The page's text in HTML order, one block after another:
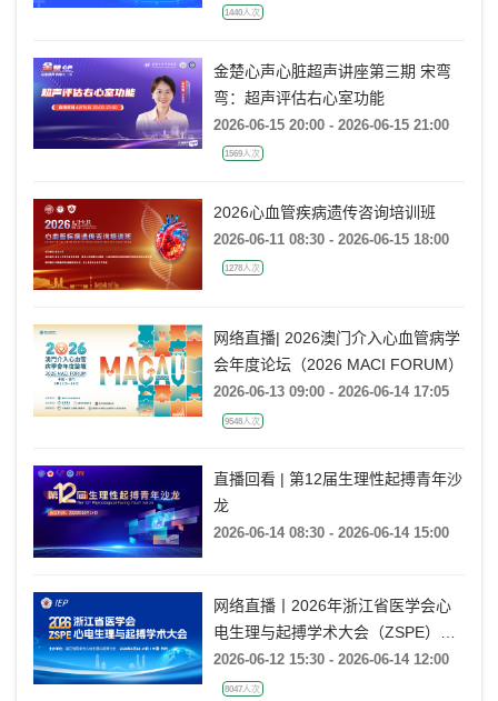
1440人次
金楚心声心脏超声讲座第三期 宋弯
弯：超声评估右心室功能
2026-06-15 20:00 - 2026-06-15 21:00
1569人次
2026心血管疾病遗传咨询培训班
2026-06-11 08:30 - 2026-06-15 18:00
1278人次
网络直播| 2026澳门介入心血管病学
会年度论坛（2026 MACI FORUM）
2026-06-13 09:00 - 2026-06-14 17:05
9548人次
直播回看 | 第12届生理性起搏青年沙
龙
2026-06-14 08:30 - 2026-06-14 15:00
网络直播丨2026年浙江省医学会心
电生理与起搏学术大会（ZSPE）
——科普论坛
2026-06-12 15:30 - 2026-06-14 12:00
8047人次